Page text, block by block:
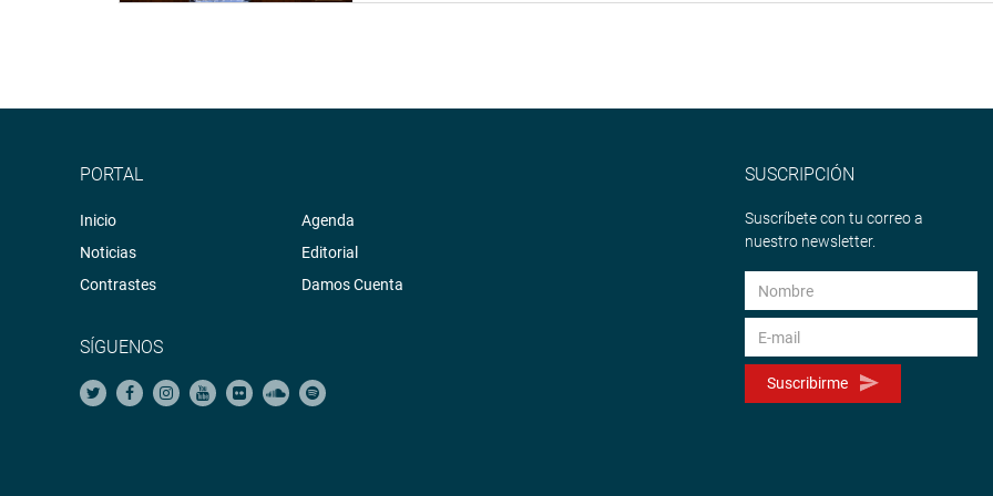
Arequipa, junto a la consejera regional de Caylloma, Yesenia Choquehuanca Cruz, para conocer sobre la
“Hemos sido informados de los problemas que presentan los alumnos para desempeñarse en sus actividades y
Antes, participó como coordinadora del Grupo Multipartidario Región Arequipa en la Audiencia Pública
Descentralizada desarrollada en Islay – Matarani, a fin de conversar, conocer y encontrar caminos respecto a la
problemática de la región Arequipa y la situación del muelle pesquero junto a la situación de la carretera
Matarani – Arequipa – Yura – Patahuasi.
PORTAL
Inicio
Noticias
Contrastes
Agenda
Editorial
Damos Cuenta
SÍGUENOS
SUSCRIPCIÓN
Suscríbete con tu correo a
nuestro newsletter.
Suscribirme